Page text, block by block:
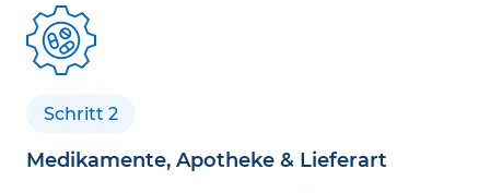
Schritt 2
Medikamente, Apotheke & Lieferart